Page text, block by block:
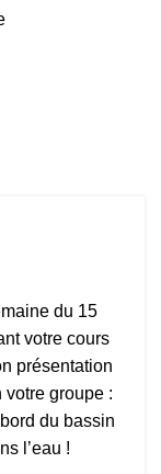
du 15
votre cours
présentation
groupe :
du bassin
l’eau !